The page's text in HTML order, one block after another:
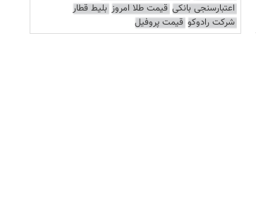
اعتبارسنجی بانکی قیمت طلا امروز بلیط قطار
شرکت رادوکو قیمت پروفیل